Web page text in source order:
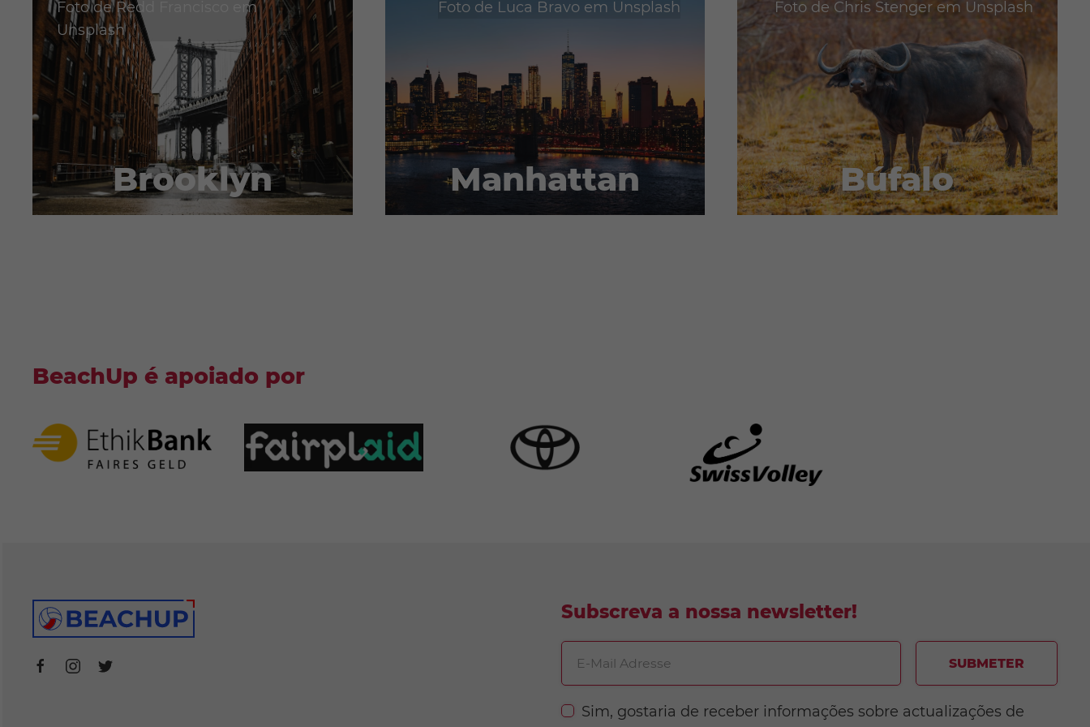
Brooklyn
Foto deRedd Francisco
em
Unsplash
Manhattan
Foto de Luca Bravo em Unsplash
Búfalo
Foto de Chris Stengerem Unsplash
BeachUp é apoiado por
Subscreva a nossa newsletter!
Sim, gostaria de receber informações sobre actualizações de
SUBMETER